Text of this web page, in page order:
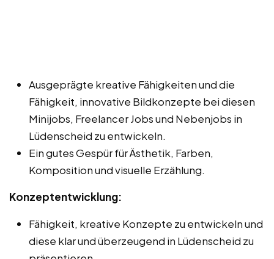
Ausgeprägte kreative Fähigkeiten und die
Fähigkeit, innovative Bildkonzepte bei diesen
Minijobs, Freelancer Jobs und Nebenjobs in
Lüdenscheid zu entwickeln.
Ein gutes Gespür für Ästhetik, Farben,
Komposition und visuelle Erzählung.
Konzeptentwicklung:
Fähigkeit, kreative Konzepte zu entwickeln und
diese klar und überzeugend in Lüdenscheid zu